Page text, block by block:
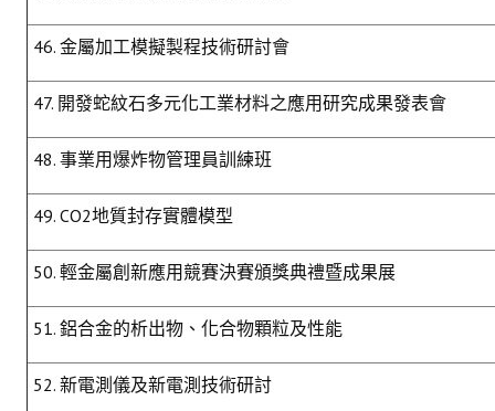
46. 金屬加工模擬製程技術研討會
47. 開發蛇紋石多元化工業材料之應用研究成果發表會
48. 事業用爆炸物管理員訓練班
49. CO2地質封存實體模型
50. 輕金屬創新應用競賽決賽頒獎典禮暨成果展
51. 鋁合金的析出物、化合物顆粒及性能
52. 新電測儀及新電測技術研討